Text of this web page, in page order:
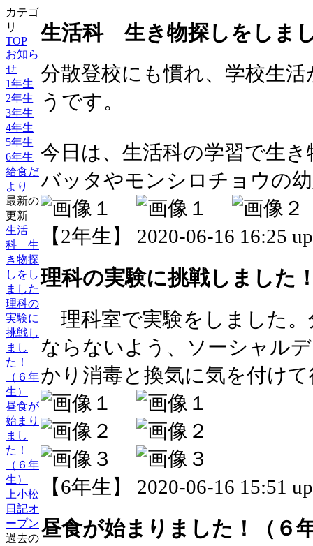
カテゴ
リ
TOP
お知ら
せ
1年生
2年生
3年生
4年生
5年生
6年生
給食だ
より
最新の
更新
生活
科 生
き物探
しをし
ました
理科の
実験に
挑戦し
まし
た！
（６年
生）
昼食が
始まり
まし
た！
（６年
生）
上小松
日記オ
ープン
過去の
生活科 生き物探しをしま
分散登校にも慣れ、学校生
うです。
今日は、生活科の学習で生
バッタやモンシロチョウの
【2年生】 2020-06-16 16:25
理科の実験に挑戦しました
理科室で実験をしました。
ならないよう、ソーシャル
かり消毒と換気に気を付け
【6年生】 2020-06-16 15:51
昼食が始まりました！（６